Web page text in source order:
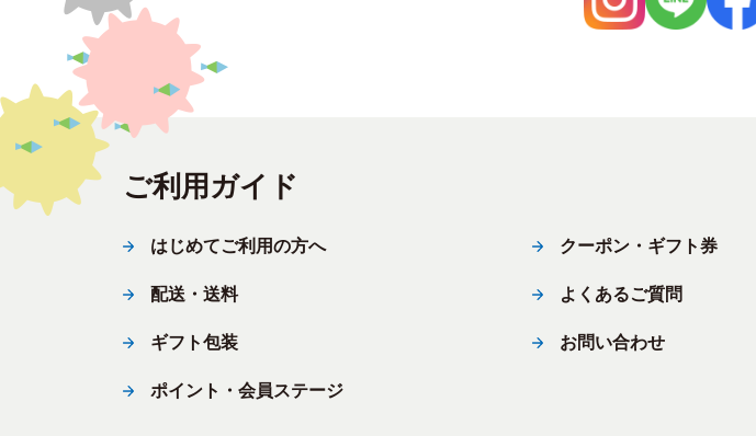
ご利用ガイド
はじめてご利用の方へ
配送・送料
ギフト包装
ポイント・会員ステージ
クーポン・ギフト券
よくあるご質問
お問い合わせ